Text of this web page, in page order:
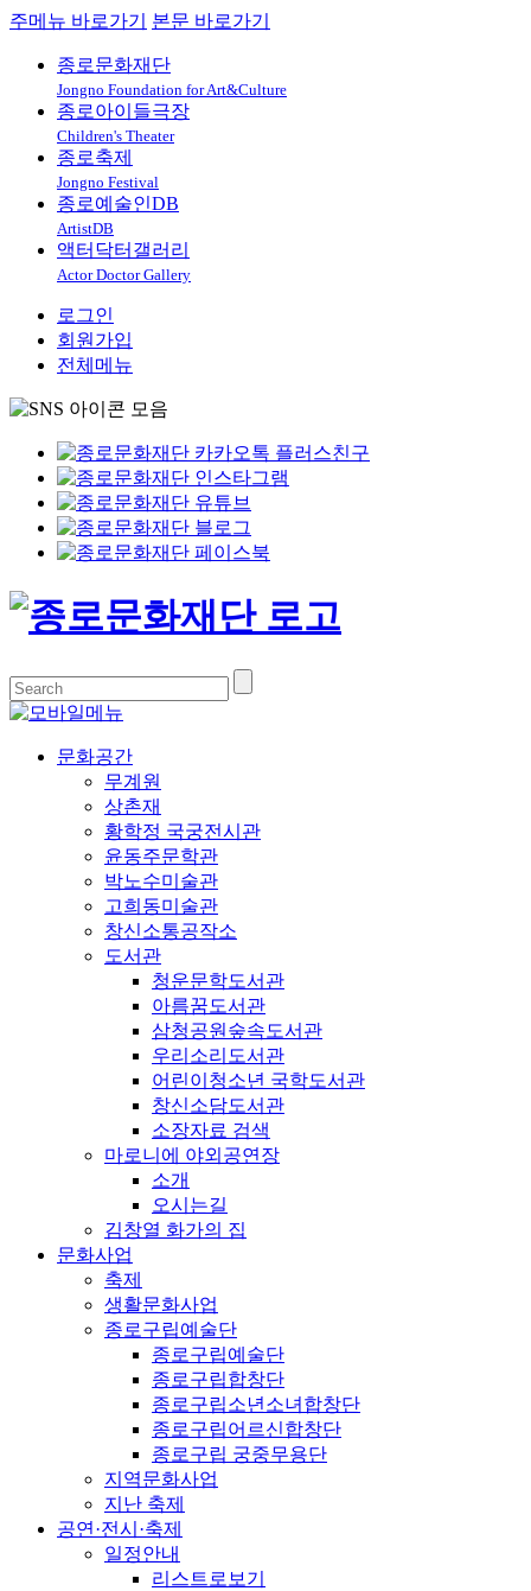
주메뉴 바로가기 본문 바로가기
종로문화재단
Jongno Foundation for Art&Culture
종로아이들극장
Children's Theater
종로축제
Jongno Festival
종로예술인DB
ArtistDB
액터닥터갤러리
Actor Doctor Gallery
로그인
회원가입
전체메뉴
문화공간
무계원
상촌재
황학정 국궁전시관
윤동주문학관
박노수미술관
고희동미술관
창신소통공작소
도서관
청운문학도서관
아름꿈도서관
삼청공원숲속도서관
우리소리도서관
어린이청소년 국학도서관
창신소담도서관
소장자료 검색
마로니에 야외공연장
소개
오시는길
김창열 화가의 집
문화사업
축제
생활문화사업
종로구립예술단
종로구립예술단
종로구립합창단
종로구립소년소녀합창단
종로구립어르신합창단
종로구립 궁중무용단
지역문화사업
지난 축제
공연·전시·축제
일정안내
리스트로보기